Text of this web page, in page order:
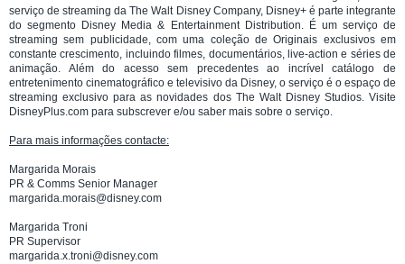
serviço de streaming da The Walt Disney Company, Disney+ é parte integrante
do segmento Disney Media & Entertainment Distribution. É um serviço de
streaming sem publicidade, com uma coleção de Originais exclusivos em
constante crescimento, incluindo filmes, documentários, live-action e séries de
animação. Além do acesso sem precedentes ao incrível catálogo de
entretenimento cinematográfico e televisivo da Disney, o serviço é o espaço de
streaming exclusivo para as novidades dos The Walt Disney Studios. Visite
DisneyPlus.com para subscrever e/ou saber mais sobre o serviço.
Para mais informações contacte:
Margarida Morais
PR & Comms Senior Manager
margarida.morais@disney.com
Margarida Troni
PR Supervisor
margarida.x.troni@disney.com